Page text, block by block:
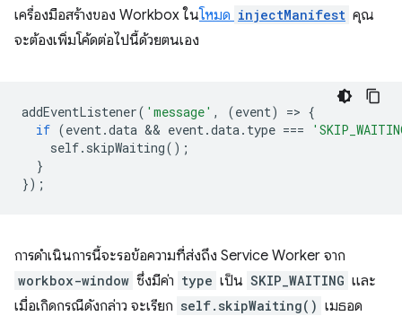
เครื่องมือสร้างของ Workbox ในโหมด injectManifest คุณ
จะต้องเพิ่มโค้ดต่อไปนี้ด้วยตนเอง
addEventListener( 'message' , (event) => {
if (event.data && event.data. type ===
self. skipWaiting();
}
});
การดำเนินการนี้จะรอข้อความที่ส่งถึง Service Worker จาก
workbox-window ซึ่งมีค่า type เป็น SKIP_WAITING และ
เมื่อเกิดกรณีดังกล่าว จะเรียก self.skipWaiting() เมธอด